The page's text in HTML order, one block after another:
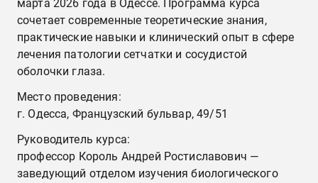
марта 2026 года в Одессе. Программа курса
сочетает современные теоретические знания,
практические навыки и клинический опыт в сфере
лечения патологии сетчатки и сосудистой
оболочки глаза.
Место проведения:
г. Одесса, Французский бульвар, 49/51
Руководитель курса:
профессор Король Андрей Ростиславович —
заведующий отделом изучения биологического